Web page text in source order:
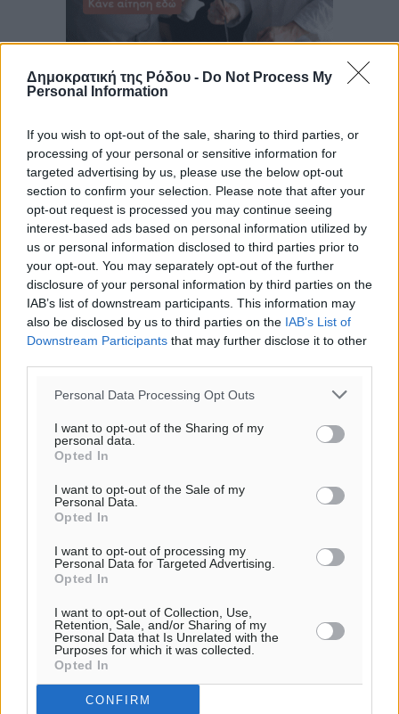
Δημοκρατική της Ρόδου - Do Not Process My
Personal Information
If you wish to opt-out of the sale, sharing to third parties, or
processing of your personal or sensitive information for
targeted advertising by us, please use the below opt-out
section to confirm your selection. Please note that after your
opt-out request is processed you may continue seeing
interest-based ads based on personal information utilized by
us or personal information disclosed to third parties prior to
your opt-out. You may separately opt-out of the further
disclosure of your personal information by third parties on the
IAB’s list of downstream participants. This information may
also be disclosed by us to third parties on the IAB’s List of
Downstream Participants that may further disclose it to other
Personal Data Processing Opt Outs
I want to opt-out of the Sharing of my
personal data.
Opted In
I want to opt-out of the Sale of my
Personal Data.
Opted In
I want to opt-out of processing my
Personal Data for Targeted Advertising.
Opted In
I want to opt-out of Collection, Use,
Retention, Sale, and/or Sharing of my
Personal Data that Is Unrelated with the
Purposes for which it was collected.
Opted In
CONFIRM
Έφυγε από τη ζωή ο επί σειρά ετών εφημέριος στον
ιερό Ναό του Αγίου Νικολάου Παστίδας Μιχαήλ
Καψάλης
Τοπικές Ειδήσεις• πριν 2 ώρες
Αποκαλυπτήρια για την «Ατζέντα 2030» από το βήμα
της ΔΕΘ